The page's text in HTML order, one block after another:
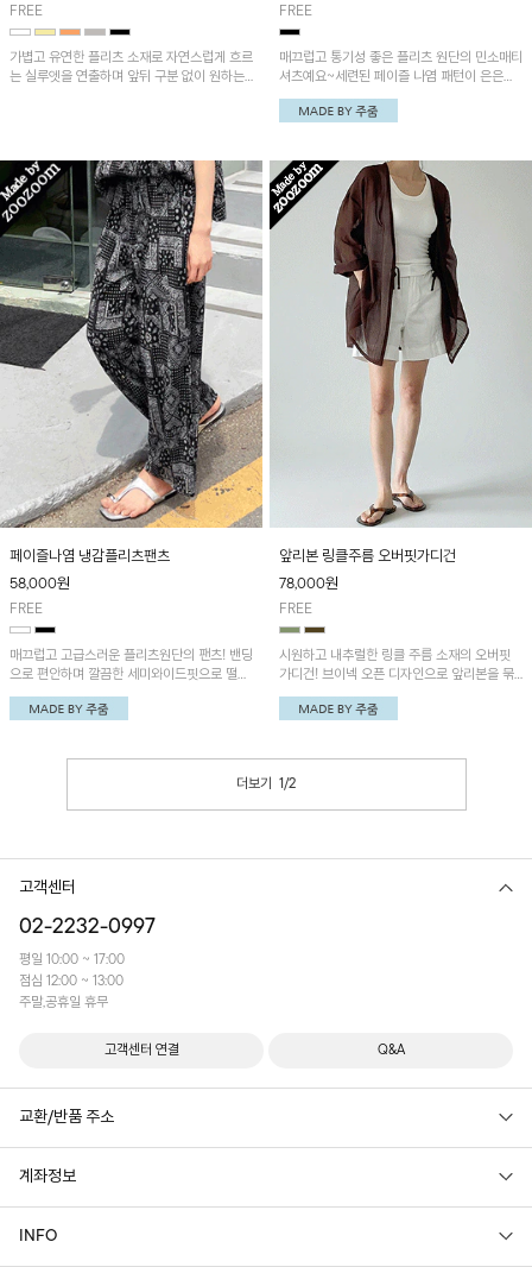
FREE
가볍고 유연한 플리츠 소재로 자연스럽게 흐르
는 실루엣을 연출하며 앞뒤 구분 없이 원하는
FREE
매끄럽고 통기성 좋은 플리츠 원단의 민소매티
셔츠예요~세련된 페이즐 나염 패턴이 은은하
게 포인트 되는 제품! '페이즐나염 냉감플리츠
팬츠'와 세트로 착용하시면 더욱 멋스러워요~
페이즐나염 냉감플리츠팬츠
58,000원
FREE
매끄럽고 고급스러운 플리츠원단의 팬츠! 밴딩
으로 편안하며 깔끔한 세미와이드핏으로 떨어
져 멋스러워요~'페이즐플리츠 A라인 쿨링나
시'와 세트로 착용하시는걸 추천드립니다!
앞리본 링클주름 오버핏가디건
78,000원
FREE
시원하고 내추럴한 링클 주름 소재의 오버핏
가디건! 브이넥 오픈 디자인으로 앞리본을 묶
거나 오픈해 다양한 스타일로 연출 가능한 아
이템이에요~
더보기 1/2
고객센터
02-2232-0997
평일 10:00 ~ 17:00
점심 12:00 ~ 13:00
주말,공휴일 휴무
고객센터 연결 Q&A
교환/반품 주소
계좌정보
INFO